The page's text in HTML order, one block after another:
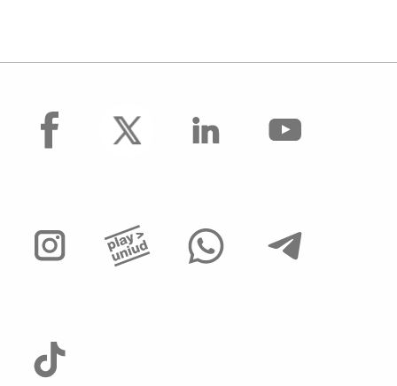
facebook